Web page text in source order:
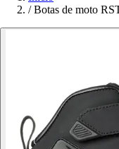
/ Botas de moto